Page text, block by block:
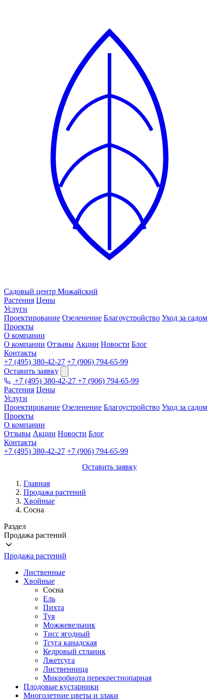
Садовый центр Можайский
Растения Цены
Услуги
Проектирование Озеленение Благоустройство Уход за садом
Проекты
О компании
О компании Отзывы Акции Новости Блог
Контакты
+7 (495) 380-42-27 +7 (906) 794-65-99
Оставить заявку
+7 (495) 380-42-27 +7 (906) 794-65-99
Растения Цены
Услуги
Проектирование Озеленение Благоустройство Уход за садом
Проекты
О компании
Отзывы Акции Новости Блог
Контакты
+7 (495) 380-42-27 +7 (906) 794-65-99
Оставить заявку
Главная
Продажа растений
Хвойные
Сосна
Раздел
Продажа растений
Продажа растений
Лиственные
Хвойные
Сосна
Ель
Пихта
Туя
Можжевельник
Тисс ягодный
Тсуга канадская
Кедровый стланик
Лжетсуга
Лиственница
Микробиота перекрестнопарная
Плодовые кустарники
Многолетние цветы и злаки